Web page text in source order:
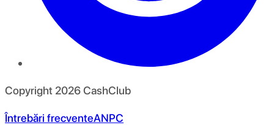
Copyright 2026CashClub
Întrebări frecventeANPC